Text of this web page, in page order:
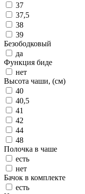
37
37,5
38
39
Безободковый
да
Функция биде
нет
Высота чаши, (см)
40
40,5
41
42
44
48
Полочка в чаше
есть
нет
Бачок в комплекте
есть